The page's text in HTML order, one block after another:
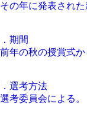
その年に発表され
期間
前年の秋の授賞式
．選考方法
選考委員会による。